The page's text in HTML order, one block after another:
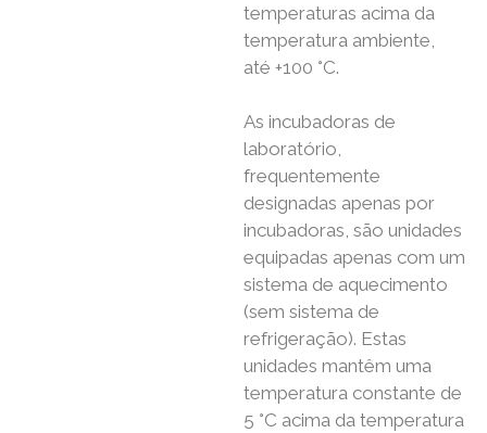
temperaturas acima da
temperatura ambiente,
até +100 °C.
As incubadoras de
laboratório,
frequentemente
designadas apenas por
incubadoras, são unidades
equipadas apenas com um
sistema de aquecimento
(sem sistema de
refrigeração). Estas
unidades mantêm uma
temperatura constante de
5 °C acima da temperatura